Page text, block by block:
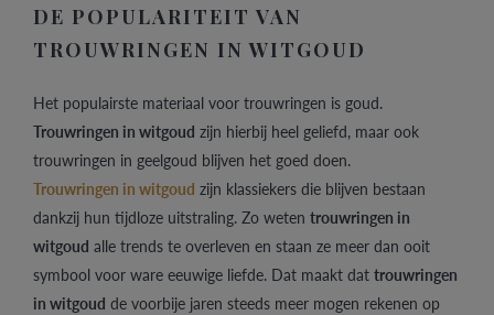
DE POPULARITEIT VAN
TROUWRINGEN IN WITGOUD
Het populairste materiaal voor trouwringen is goud.
Trouwringen in witgoud zijn hierbij heel geliefd, maar ook
trouwringen in geelgoud blijven het goed doen.
Trouwringen in witgoud zijn klassiekers die blijven bestaan
dankzij hun tijdloze uitstraling. Zo weten trouwringen in
witgoud alle trends te overleven en staan ze meer dan ooit
symbool voor ware eeuwige liefde. Dat maakt dat trouwringen
in witgoud de voorbije jaren steeds meer mogen rekenen op